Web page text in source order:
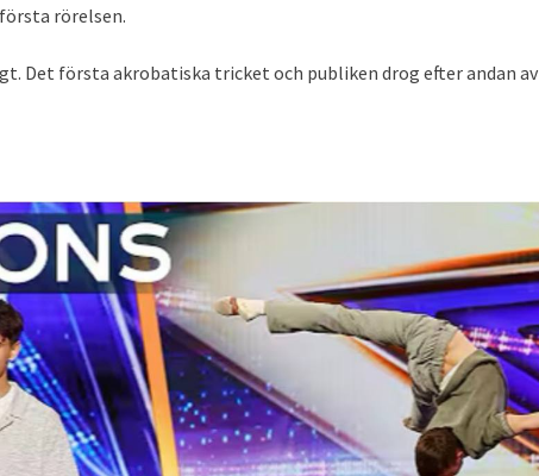
rörelsen.
Det första akrobatiska tricket och publiken drog efter andan av